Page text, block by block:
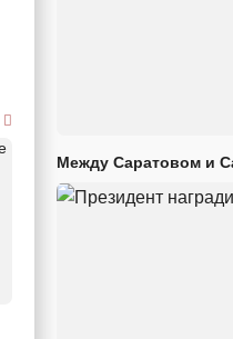
Между Саратовом и